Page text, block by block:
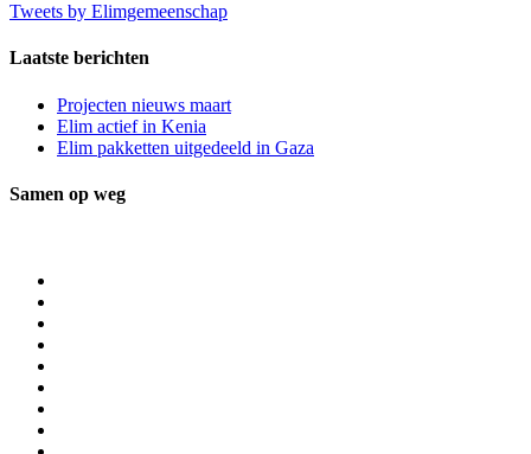
Tweets by Elimgemeenschap
Laatste berichten
Projecten nieuws maart
Elim actief in Kenia
Elim pakketten uitgedeeld in Gaza
Samen op weg